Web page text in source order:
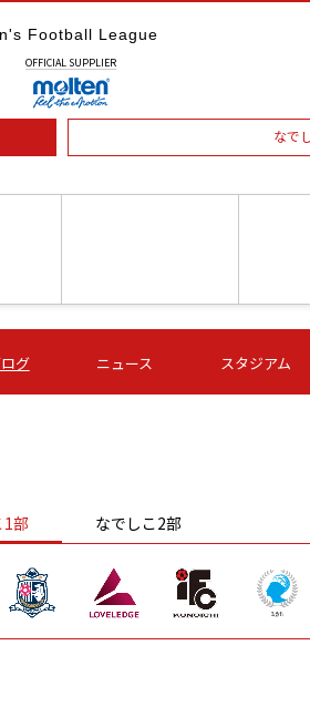
Football League
OFFICIAL SUPPLIER
なで
いちご
-
第16
グ ニュース スタジアム
1部 なでしこ2部